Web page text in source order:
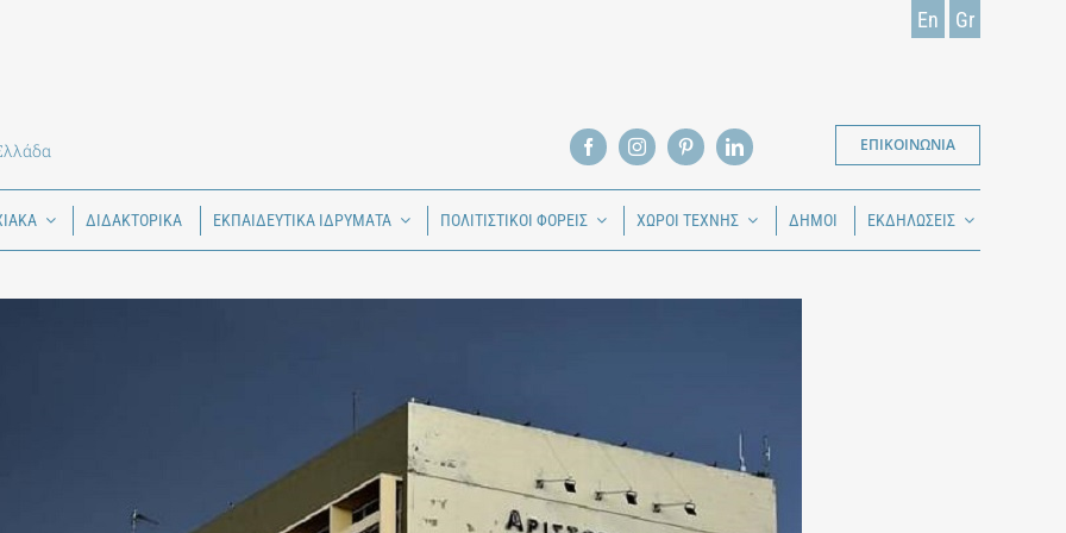
En Gr
ΕΠΙΚΟΙΝΩΝΙΑ
ΔΙΔΑΚΤΟΡΙΚΑ ΕΚΠΑΙΔΕΥΤΙΚΑ ΙΔΡΥΜΑΤΑ ΠΟΛΙΤΙΣΤΙΚΟΙ ΦΟΡΕΙΣ ΧΩΡΟΙ ΤΕΧΝΗΣ ΔΗΜΟΙ ΕΚΔΗΛΩΣΕΙΣ